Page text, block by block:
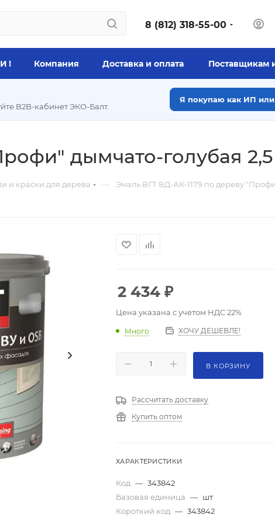
8 (812) 318-55-00
! Компания Доставка и оплата Поставщикам
B2B-кабинет ЭКО-Балт.
Я покупаю как ИП
дымчато-голубая 2,5
и краски для дерева — Эмаль ВГТ ВД-АК-1179 по дереву
2 434 ₽
Цена указана с учетом НДС 22%
Много ХОЧУ ДЕШЕВЛЕ!
В КОРЗИНУ
Рассчитать доставку
Купить оптом
ХАРАКТЕРИСТИКИ
Код — 343842
Базовая единица — шт
Короткий код — 343842